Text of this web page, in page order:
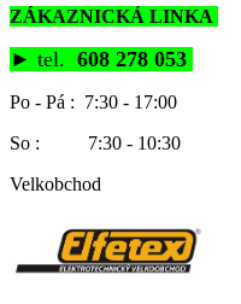
ZÁKAZNICKÁ LINKA
► tel. 608 278 053
Po - Pá : 7:30 - 17:00
So : 7:30 - 10:30
Velkobchod